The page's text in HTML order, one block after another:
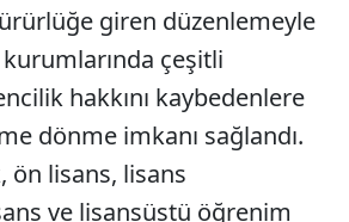
giren düzenlemeyle
çeşitli
hakkını kaybedenlere
dönme imkanı sağlandı.
ön lisans, lisans
ve lisansüstü öğrenim